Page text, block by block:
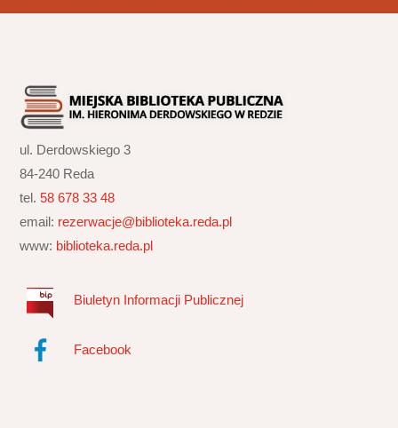
ul. Derdowskiego 3
84-240 Reda
tel.58 678 33 48
email: rezerwacje@biblioteka.reda.pl
www: biblioteka.reda.pl
Biuletyn Informacji Publicznej
Facebook